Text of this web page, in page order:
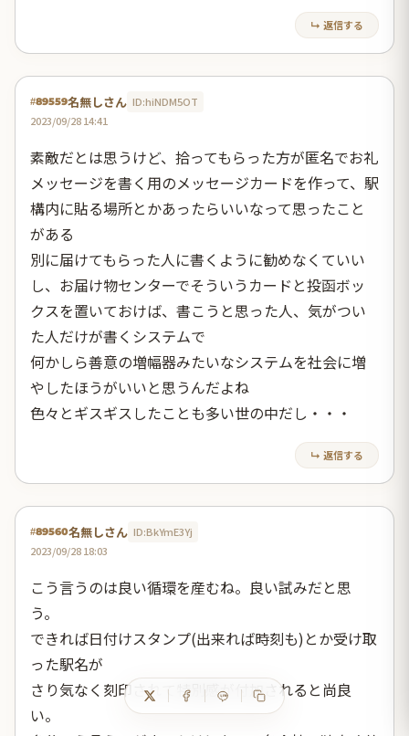
↳ 返信する
#89559名無しさん ID:hiNDM5OT
2023/09/28 14:41
素敵だとは思うけど、拾ってもらった方が匿名でお礼
メッセージを書く用のメッセージカードを作って、駅
構内に貼る場所とかあったらいいなって思ったこと
がある
別に届けてもらった人に書くように勧めなくていい
し、お届け物センターでそういうカードと投函ボッ
クスを置いておけば、書こうと思った人、気がつい
た人だけが書くシステムで
何かしら善意の増幅器みたいなシステムを社会に増
やしたほうがいいと思うんだよね
色々とギスギスしたことも多い世の中だし・・・
↳ 返信する
#89560名無しさん ID:BkYmE3Yj
2023/09/28 18:03
こう言うのは良い循環を産むね。良い試みだと思
う。
できれば日付けスタンプ(出来れば時刻も)とか受け取
った駅名が
さり気なく刻印されて特別感が付加されると尚良
い。